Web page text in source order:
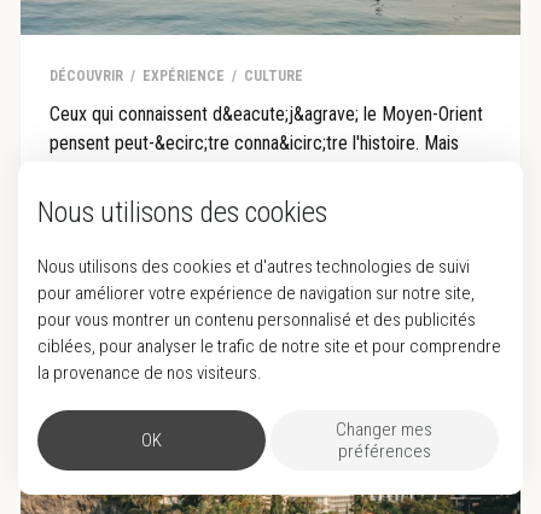
Nous utilisons des cookies
Nous utilisons des cookies et d'autres technologies de suivi
pour améliorer votre expérience de navigation sur notre site,
pour vous montrer un contenu personnalisé et des publicités
ciblées, pour analyser le trafic de notre site et pour comprendre
la provenance de nos visiteurs.
OK
Changer mes
préférences
DÉCOUVRIR EXPÉRIENCE CULTURE
Ceux qui connaissent d&eacute;j&agrave; le Moyen-Orient
pensent peut-&ecirc;tre conna&icirc;tre l'histoire. Mais
bruyante, mais d'autant plus riche en exp&eacute;riences.
r&eacute;cemment rendue au Qatar et en est revenue
avec une conclusion claire : ceux qui regardent au-
del&agrave; des destinat...